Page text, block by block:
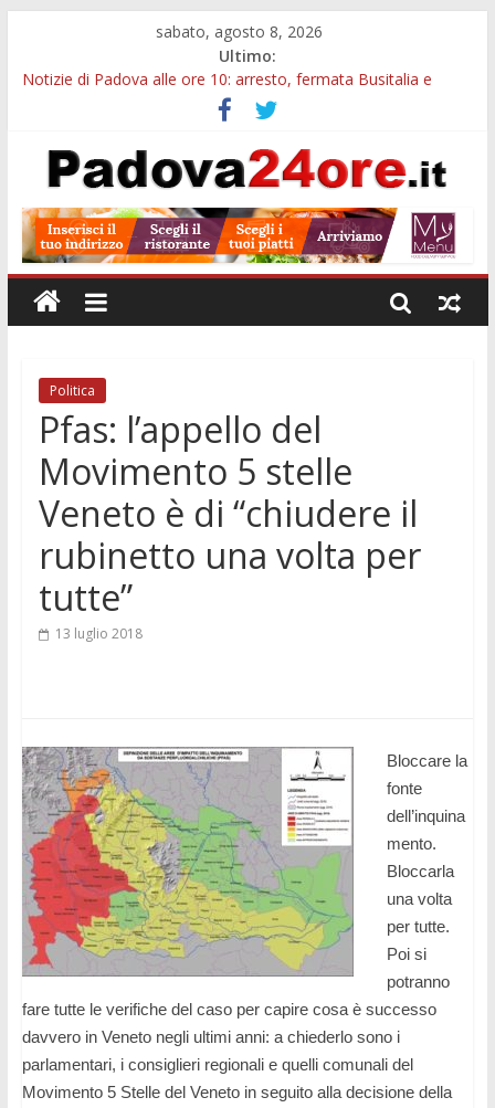
sabato, agosto 8, 2026
Ultimo:
Notizie di Padova alle ore 10: arresto, fermata Busitalia e
Notizie di Padova alle ore 23: maltrattamenti, arresto a
Limena e progetto Cool Shop
Bando sicurezza urbana Veneto: 650mila euro per Comuni e
Sicurezza esodo estivo Padova: più controlli su strade, stazioni
e treni
Bonus trasporto pubblico Veneto: 200 euro per l’abbonamento
annuale
Politica
Pfas: l’appello del
Movimento 5 stelle
Veneto è di “chiudere il
rubinetto una volta per
tutte”
13 luglio 2018
Bloccare la
fonte
dell’inquina
mento.
Bloccarla
una volta
per tutte.
Poi si
potranno
fare tutte le verifiche del caso per capire cosa è successo
davvero in Veneto negli ultimi anni: a chiederlo sono i
parlamentari, i consiglieri regionali e quelli comunali del
Movimento 5 Stelle del Veneto in seguito alla decisione della